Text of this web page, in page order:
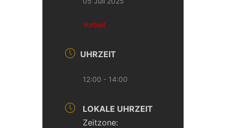
Vorbei!
UHRZEIT
12:00 - 14:00
LOKALE UHRZEIT
Zeitzone: